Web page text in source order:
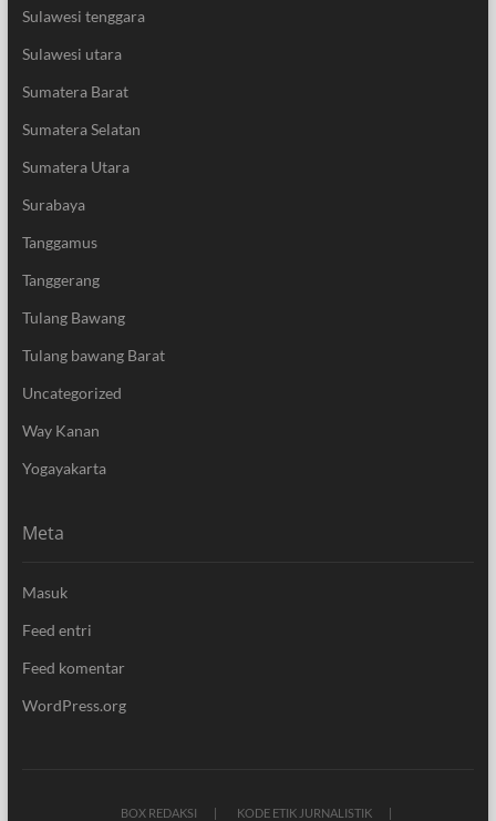
Sulawesi tenggara
Sulawesi utara
Sumatera Barat
Sumatera Selatan
Sumatera Utara
Surabaya
Tanggamus
Tanggerang
Tulang Bawang
Tulang bawang Barat
Uncategorized
Way Kanan
Yogayakarta
Meta
Masuk
Feed entri
Feed komentar
WordPress.org
BOX REDAKSI KODE ETIK JURNALISTIK